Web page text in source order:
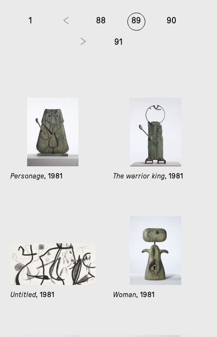
1 88 89 90
91
Personage, 1981 The warrior king, 1981
Untitled, 1981 Woman, 1981